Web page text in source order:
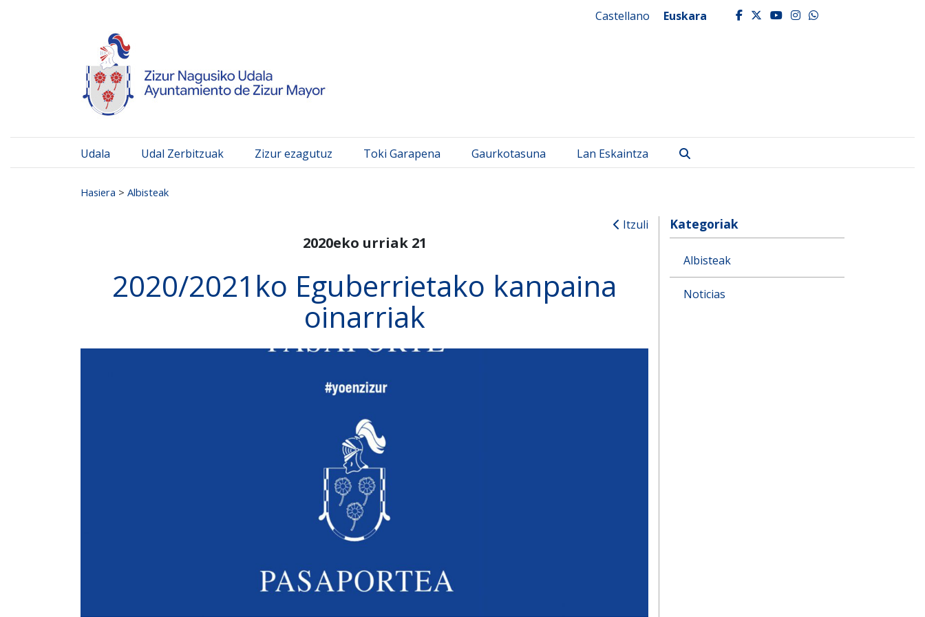
Castellano Euskara facebook
twitter
youtube
instagram
whatsapp
Udala Udal Zerbitzuak Zizur ezagutuz Toki Garapena Gaurkotasuna Lan Eskaintza
Hasiera > Albisteak
Itzuli
2020eko urriak 21
2020/2021ko Eguberrietako kanpaina
oinarriak
Kategoriak
Albisteak
Noticias